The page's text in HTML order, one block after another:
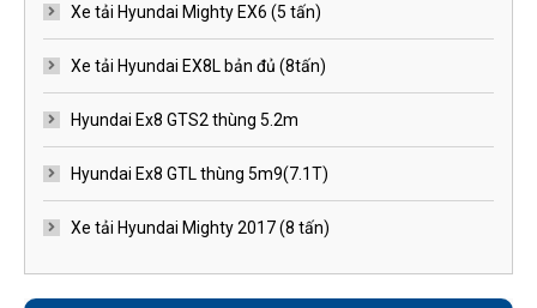
Xe tải Hyundai Mighty EX6 (5 tấn)
Xe tải Hyundai EX8L bản đủ (8tấn)
Hyundai Ex8 GTS2 thùng 5.2m
Hyundai Ex8 GTL thùng 5m9(7.1T)
Xe tải Hyundai Mighty 2017 (8 tấn)